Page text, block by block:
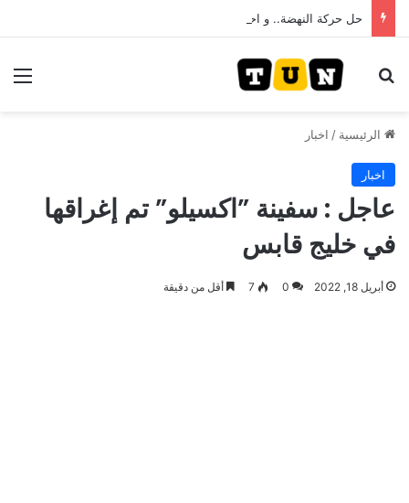
بحث عن
الرئيسية / اخبار
اخبار
عاجل : سفينة ”اكسيلو” تم إغراقها
في خليج قابس
أبريل 18, 2022 0
7 أقل من دقيقة